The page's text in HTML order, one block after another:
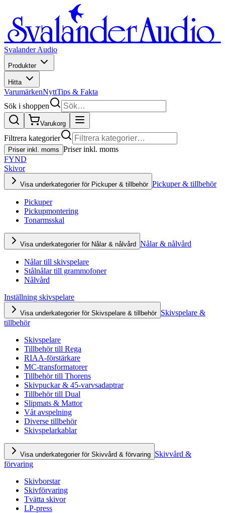
Svalander Audio
Produkter
Hitta
VarumärkenNyttTips & Fakta
Sök i shoppen
Varukorg
Filtrera kategorier
Priser inkl. moms Priser inkl. moms
FYND
Skivor
Visa underkategorier för Pickuper & tillbehör Pickuper & tillbehör
Pickuper
Pickupmontering
Tonarmsskal
Visa underkategorier för Nålar & nålvård Nålar & nålvård
Nålar till skivspelare
Stålnålar till grammofoner
Nålvård
Inställning skivspelare
Visa underkategorier för Skivspelare & tillbehör Skivspelare &
tillbehör
Skivspelare
Tillbehör till Rega
RIAA-förstärkare
MC-transformatorer
Tillbehör till Thorens
Skivpuckar & 45-varvsadaptrar
Tillbehör till Dual
Slipmats & Mattor
Våt avspelning
Diverse tillbehör
Skivspelarkablar
Visa underkategorier för Skivvård & förvaring Skivvård &
förvaring
Skivborstar
Skivförvaring
Tvätta skivor
LP-press